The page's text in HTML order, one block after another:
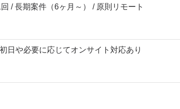
/ 長期案件（6ヶ月～） / 原則リモート
日や必要に応じてオンサイト対応あり